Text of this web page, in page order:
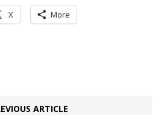
X More
ARTICLE